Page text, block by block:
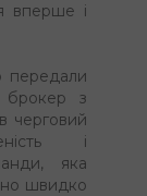
вперше і
передали
брокер з
черговий
і
яка
швидко